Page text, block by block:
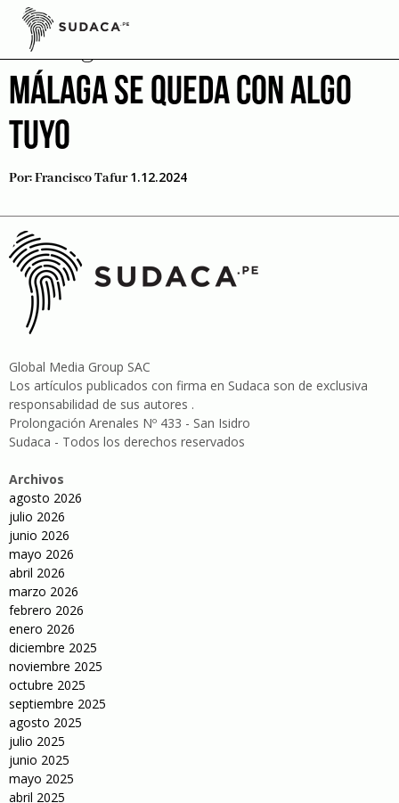
Skip
contentMálaga
MÁLAGA SE QUEDA CON ALGO
TUYO
Por:Francisco Tafur 1.12.2024
Global Media Group SAC
Los artículos publicados con firma en Sudaca son de exclusiva
responsabilidad de sus autores .
Prolongación Arenales Nº 433 - San Isidro
Sudaca - Todos los derechos reservados
Archivos
agosto 2026
julio 2026
junio 2026
mayo 2026
abril 2026
marzo 2026
febrero 2026
enero 2026
diciembre 2025
noviembre 2025
octubre 2025
septiembre 2025
agosto 2025
julio 2025
junio 2025
mayo 2025
abril 2025